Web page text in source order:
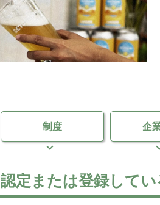
制度 企
認定または登録して